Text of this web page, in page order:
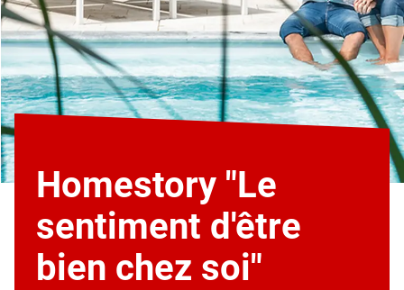
Homestory "Le
sentiment d'être
bien chez soi"